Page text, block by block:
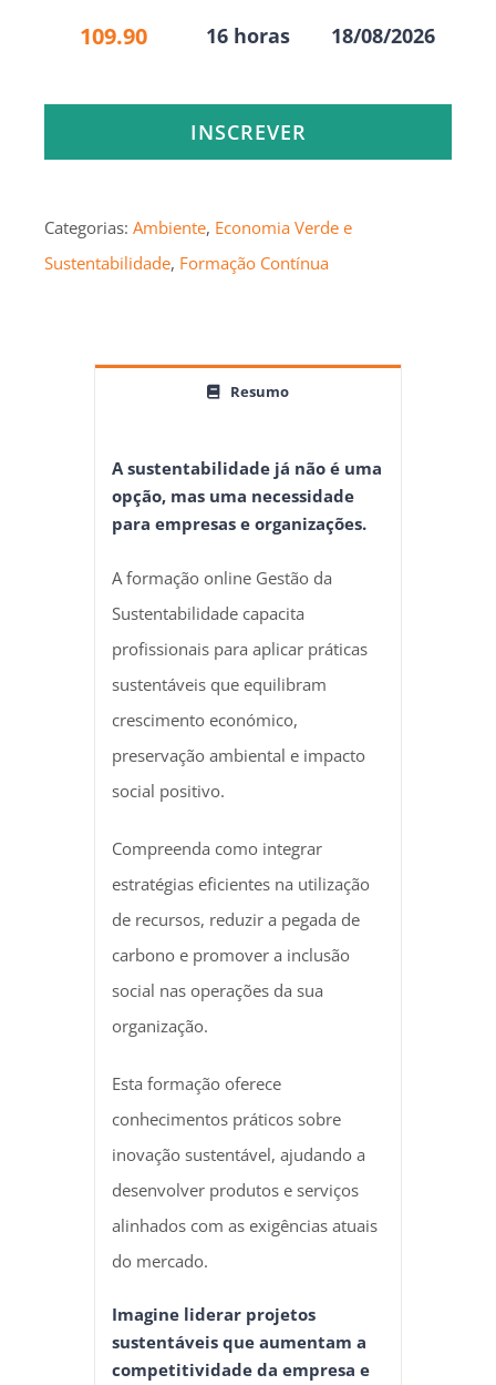
109.90 16 horas 18/08/2026
INSCREVER
Categorias: Ambiente, Economia Verde e
Sustentabilidade, Formação Contínua
Resumo
A sustentabilidade já não é uma
opção, mas uma necessidade
para empresas e organizações.
A formação online Gestão da
Sustentabilidade capacita
profissionais para aplicar práticas
sustentáveis que equilibram
crescimento económico,
preservação ambiental e impacto
social positivo.
Compreenda como integrar
estratégias eficientes na utilização
de recursos, reduzir a pegada de
carbono e promover a inclusão
social nas operações da sua
organização.
Esta formação oferece
conhecimentos práticos sobre
inovação sustentável, ajudando a
desenvolver produtos e serviços
alinhados com as exigências atuais
do mercado.
Imagine liderar projetos
sustentáveis que aumentam a
competitividade da empresa e